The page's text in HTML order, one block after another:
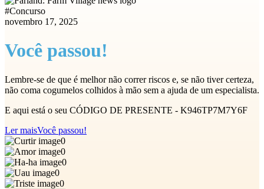
#Concurso
novembro 17, 2025
Você passou!
Lembre-se de que é melhor não correr riscos e, se não tiver certeza,
não coma cogumelos colhidos à mão sem a ajuda de um especialista.
E aqui está o seu CÓDIGO DE PRESENTE - K946TP7M7Y6F
Ler maisVocê passou!
0
0
0
0
0